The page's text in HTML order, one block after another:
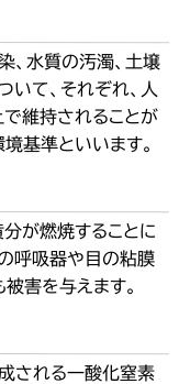
、水質の汚濁、土壌
て、それぞれ、人
維持されることが
基準といいます。
分が燃焼することに
呼吸器や目の粘膜
害を与えます。
される一酸化窒素